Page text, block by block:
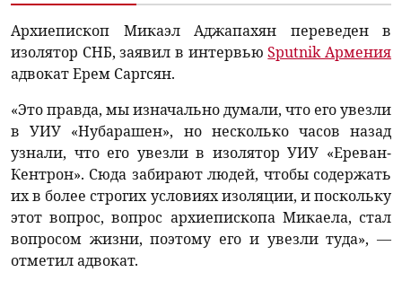
Архиепископ Микаэл Аджапахян переведен в
изолятор СНБ, заявил в интервьюSputnik Армения
адвокат Ерем Саргсян.
«Это правда, мы изначально думали, что его увезли
в УИУ «Нубарашен», но несколько часов назад
узнали, что его увезли в изолятор УИУ «Ереван-
Кентрон». Сюда забирают людей, чтобы содержать
их в более строгих условиях изоляции, и поскольку
этот вопрос, вопрос архиепископа Микаела, стал
вопросом жизни, поэтому его и увезли туда», —
отметил адвокат.